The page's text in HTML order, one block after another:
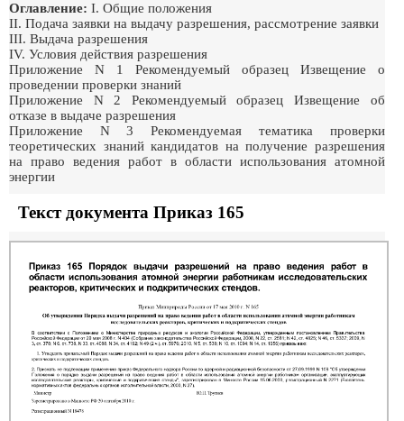
Оглавление: I. Общие положения
II. Подача заявки на выдачу разрешения, рассмотрение заявки
III. Выдача разрешения
IV. Условия действия разрешения
Приложение N 1 Рекомендуемый образец Извещение о
проведении проверки знаний
Приложение N 2 Рекомендуемый образец Извещение об
отказе в выдаче разрешения
Приложение N 3 Рекомендуемая тематика проверки
теоретических знаний кандидатов на получение разрешения
на право ведения работ в области использования атомной
энергии
Текст документа Приказ 165